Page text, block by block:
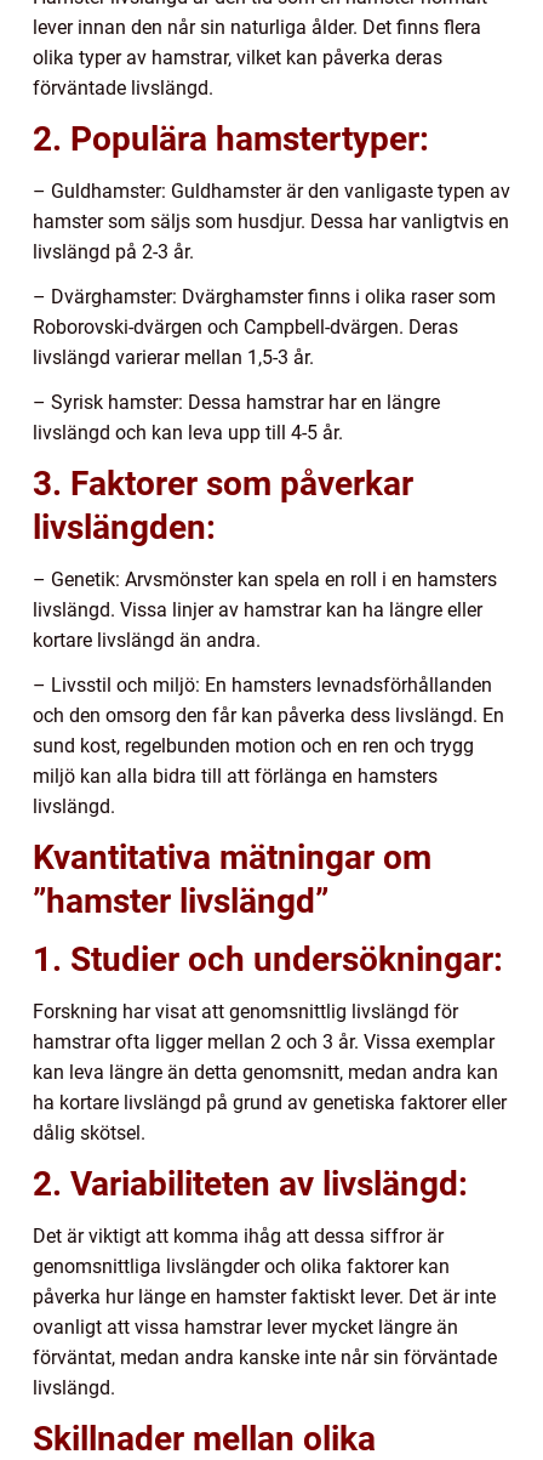
lever innan den når sin naturliga ålder. Det finns flera
olika typer av hamstrar, vilket kan påverka deras
förväntade livslängd.
2. Populära hamstertyper:
– Guldhamster: Guldhamster är den vanligaste typen av
hamster som säljs som husdjur. Dessa har vanligtvis en
livslängd på 2-3 år.
– Dvärghamster: Dvärghamster finns i olika raser som
Roborovski-dvärgen och Campbell-dvärgen. Deras
livslängd varierar mellan 1,5-3 år.
– Syrisk hamster: Dessa hamstrar har en längre
livslängd och kan leva upp till 4-5 år.
3. Faktorer som påverkar
livslängden:
– Genetik: Arvsmönster kan spela en roll i en hamsters
livslängd. Vissa linjer av hamstrar kan ha längre eller
kortare livslängd än andra.
– Livsstil och miljö: En hamsters levnadsförhållanden
och den omsorg den får kan påverka dess livslängd. En
sund kost, regelbunden motion och en ren och trygg
miljö kan alla bidra till att förlänga en hamsters
livslängd.
Kvantitativa mätningar om
”hamster livslängd”
1. Studier och undersökningar:
Forskning har visat att genomsnittlig livslängd för
hamstrar ofta ligger mellan 2 och 3 år. Vissa exemplar
kan leva längre än detta genomsnitt, medan andra kan
ha kortare livslängd på grund av genetiska faktorer eller
dålig skötsel.
2. Variabiliteten av livslängd:
Det är viktigt att komma ihåg att dessa siffror är
genomsnittliga livslängder och olika faktorer kan
påverka hur länge en hamster faktiskt lever. Det är inte
ovanligt att vissa hamstrar lever mycket längre än
förväntat, medan andra kanske inte når sin förväntade
livslängd.
Skillnader mellan olika